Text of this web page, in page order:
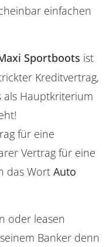
einfachen
Sportboots ist
Kreditvertrag,
als Hauptkriterium
für eine
Vertrag für eine
das Wort Auto
oder leasen
Banker denn